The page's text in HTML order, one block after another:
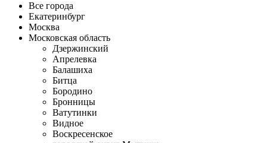
Все города
Екатеринбург
Москва
Московская область
Дзержинский
Апрелевка
Балашиха
Битца
Бородино
Бронницы
Ватутинки
Видное
Воскресенское